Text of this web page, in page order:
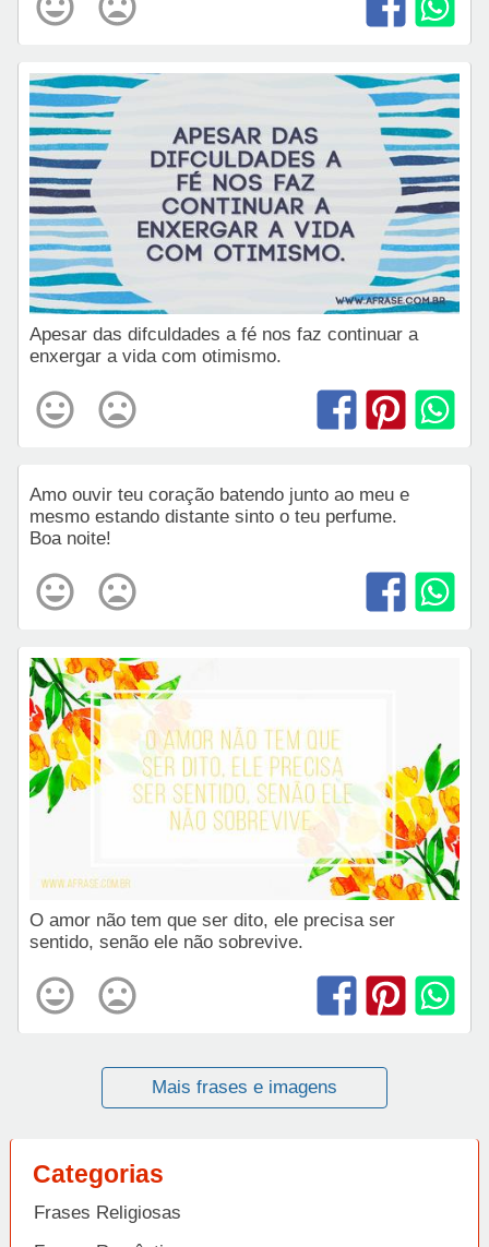
Apesar das difculdades a fé nos faz continuar a
enxergar a vida com otimismo.
Amo ouvir teu coração batendo junto ao meu e
mesmo estando distante sinto o teu perfume.
Boa noite!
O amor não tem que ser dito, ele precisa ser
sentido, senão ele não sobrevive.
Mais frases e imagens
Categorias
Frases Religiosas